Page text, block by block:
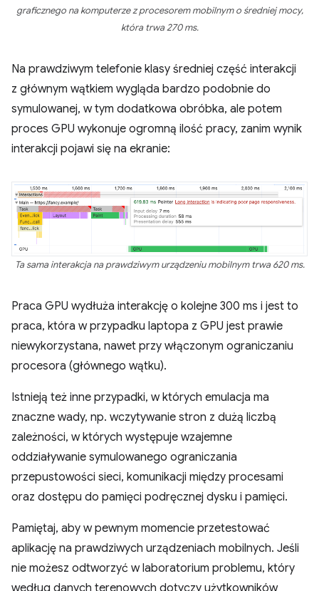
graficznego na komputerze z procesorem mobilnym o średniej mocy,
która trwa 270 ms.
Na prawdziwym telefonie klasy średniej część interakcji
z głównym wątkiem wygląda bardzo podobnie do
symulowanej, w tym dodatkowa obróbka, ale potem
proces GPU wykonuje ogromną ilość pracy, zanim wynik
interakcji pojawi się na ekranie:
Ta sama interakcja na prawdziwym urządzeniu mobilnym trwa 620 ms.
Praca GPU wydłuża interakcję o kolejne 300 ms i jest to
praca, która w przypadku laptopa z GPU jest prawie
niewykorzystana, nawet przy włączonym ograniczaniu
procesora (głównego wątku).
Istnieją też inne przypadki, w których emulacja ma
znaczne wady, np. wczytywanie stron z dużą liczbą
zależności, w których występuje wzajemne
oddziaływanie symulowanego ograniczania
przepustowości sieci, komunikacji między procesami
oraz dostępu do pamięci podręcznej dysku i pamięci.
Pamiętaj, aby w pewnym momencie przetestować
aplikację na prawdziwych urządzeniach mobilnych. Jeśli
nie możesz odtworzyć w laboratorium problemu, który